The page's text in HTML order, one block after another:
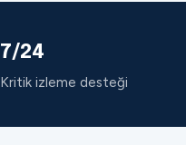
7/24
Kritik izleme desteği